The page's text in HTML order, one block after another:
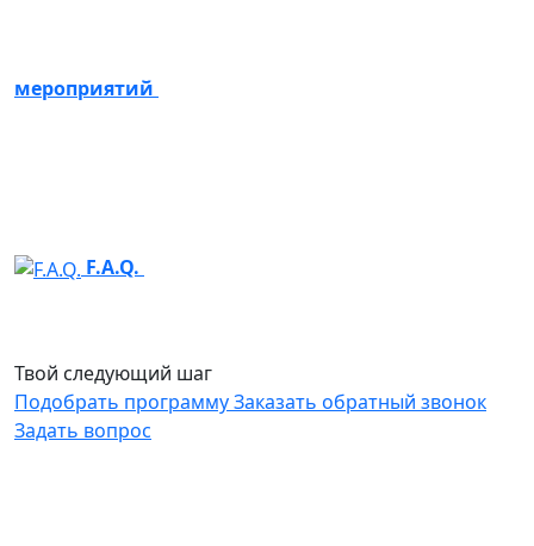
мероприятий
F.A.Q.
Твой следующий шаг
Подобрать программуЗаказать обратный звонок
Задать вопрос